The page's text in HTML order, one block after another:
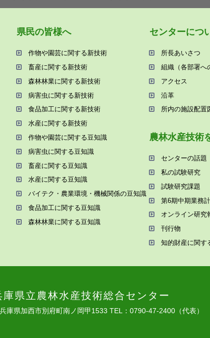
県⺠の皆様へ
作物や園芸に関する新技術
畜産に関する新技術
森林林業に関する新技術
病害⾍に関する新技術
⾷品加⼯に関する新技術
⽔産に関する新技術
作物や園芸に関する⾖知識
病害⾍に関する⾖知識
畜産に関する⾖知識
⽔産に関する⾖知識
バイテク・農業環境・機械関係の⾖知識
⾷品加⼯に関する⾖知識
森林林業に関する⾖知識
センターにつ
所⻑あいさつ
組織（各部署へ
アクセス
沿⾰
所内の施設配置
農林⽔産技術
センターの話題
私の試験研究
試験研究課題
第6期中期業務
オンライン研究
刊⾏物
知的財産に関す
庫県⽴農林⽔産技術総合センター
庫県加⻄市別府町南ノ岡甲1533 TEL：0790-47-2400（代表）